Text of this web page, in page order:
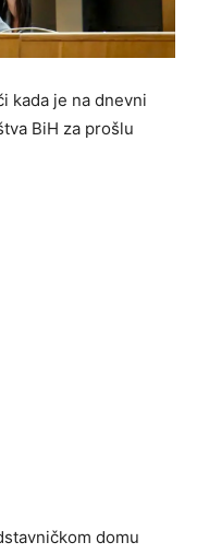
kada je na dnevni
BiH za prošlu
domu